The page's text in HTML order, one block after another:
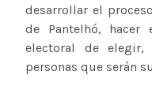
desarrollar el
de Pantelhó, hacer
electoral de
personas que serán